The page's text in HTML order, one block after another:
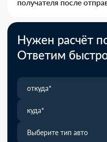
получателя после
Нужен расчёт
Ответим
Выберите тип авто